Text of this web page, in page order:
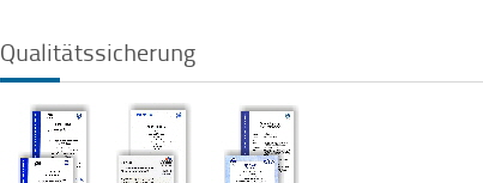
Qualitätssicherung